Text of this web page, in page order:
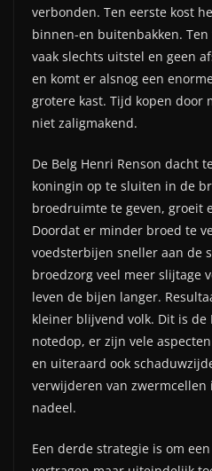
verbonden. Ten eerste kost
binnen-en buitenbakken.
vaak slechts uitstel en geen
en komt er alsnog een
grotere kast. Tijd kopen door
niet zaligmakend.
De Belg Henri Renson dacht
koningin op te sluiten in de
broedruimte te geven, groeit
Doordat er minder broed te
voedsterbijen sneller aan de
broedzorg veel meer slijtage
leven de bijen langer.
kleiner blijvend volk. Dit is de
notedop, er zijn vele
en uiteraard ook
verwijderen van zwermcellen
nadeel.
Een derde strategie is om